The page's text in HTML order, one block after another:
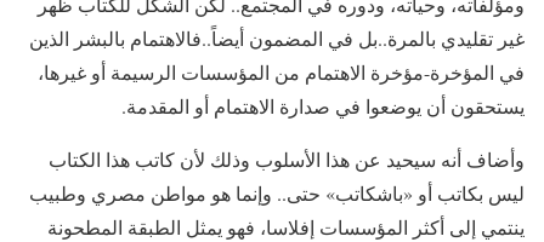
غير تقليدي بالمرة..بل في المضمون أيضاً..فالاهتمام بالبشر الذين
في المؤخرة-مؤخرة الاهتمام من المؤسسات الرسيمة أو غيرها،
يستحقون أن يوضعوا في صدارة الاهتمام أو المقدمة.
وأضاف أنه سيحيد عن هذا الأسلوب وذلك لأن كاتب هذا الكتاب
ليس بكاتب أو «باشكاتب» حتى.. وإنما هو مواطن مصري وطبيب
ينتمي إلى أكثر المؤسسات إفلاسا، فهو يمثل الطبقة المطحونة